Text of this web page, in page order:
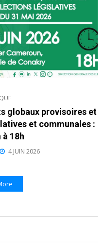
globaux provisoires et
et communales :
à 18h
4 JUIN 2026